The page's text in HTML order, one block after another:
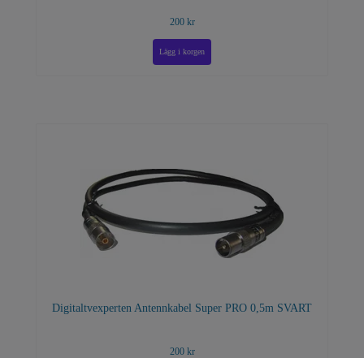
200 kr
Lägg i korgen
Digitaltvexperten Antennkabel Super PRO 0,5m SVART
200 kr